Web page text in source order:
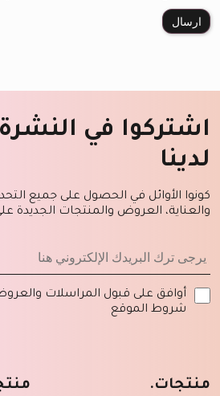
اشتركوا في النشرة
لدينا
كونوا الأوائل في الحصول على جميع
والعناية، العروض والمنتجات الجديدة
أوافق على قبول المراسلات
شروط الموقع
منتجات.